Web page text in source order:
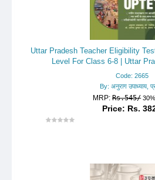
Uttar Pradesh Teacher Eligibility
Level For Class 6-8 | Uttar
Code: 2665
By: अनुराग उपाध्याय,
MRP:Rs.545/
Price: Rs.